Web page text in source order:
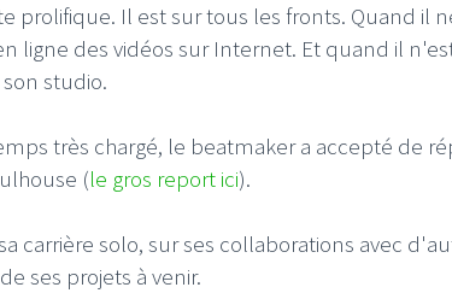
prolifique. Il est sur tous les fronts. Quand il
ligne des vidéos sur Internet. Et quand il
studio.
très chargé, le beatmaker a accepté de
(le gros report ici).
carrière solo, sur ses collaborations avec
ses projets à venir.